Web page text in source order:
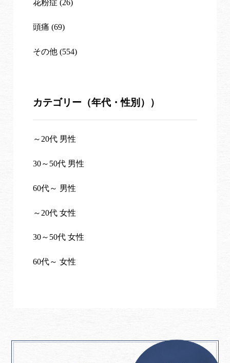
花粉症 (26)
頭痛 (69)
その他 (554)
カテゴリー（年代・性別））
～20代 男性
30～50代 男性
60代～ 男性
～20代 女性
30～50代 女性
60代～ 女性